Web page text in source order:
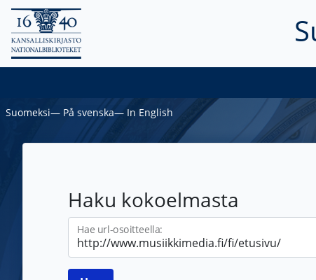
Suomeksi― På svenska― In English
Haku kokoelmasta
Hae url-osoitteella: